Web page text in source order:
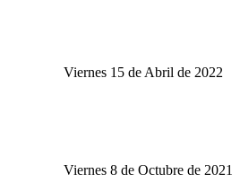
Viernes 15 de Abril de 2022
Viernes 8 de Octubre de 2021